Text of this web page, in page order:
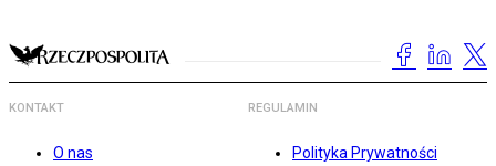
KONTAKT
O nas
REGULAMIN
Polityka Prywatności